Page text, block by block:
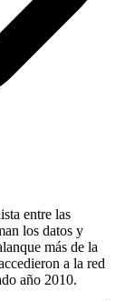
entre las
los datos y
más de la
a la red
año 2010.